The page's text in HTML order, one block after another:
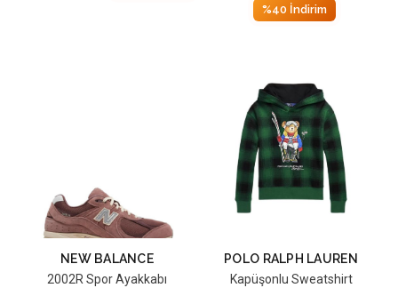
%40 İndirim
NEW BALANCE
2002R Spor Ayakkabı
POLO RALPH LAUREN
Kapüşonlu Sweatshirt